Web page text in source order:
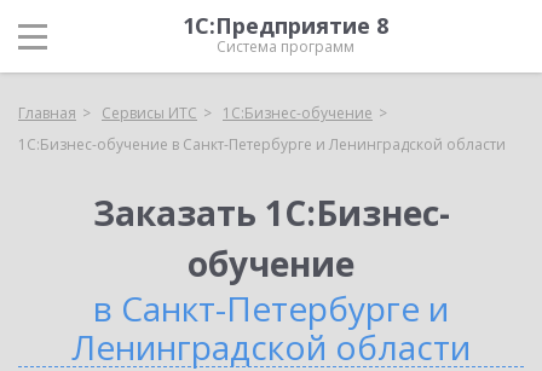
1С:Предприятие 8
Система программ
Главная Сервисы ИТС
1С:Бизнес-обучение
1С:Бизнес-обучение в Санкт-Петербурге и Ленинградской области
Заказать 1С:Бизнес-
обучение
в Санкт-Петербурге и
Ленинградской области